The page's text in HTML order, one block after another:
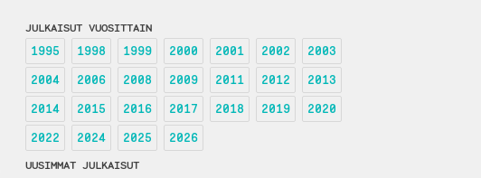
JULKAISUT VUOSITTAIN
1995 1998 1999 2000 2001 2002
2003
2004
2006 2008 2009 2011 2012
2013
2014
2015 2016 2017 2018 2019
2020
2022
2024 2025 2026
UUSIMMAT JULKAISUT